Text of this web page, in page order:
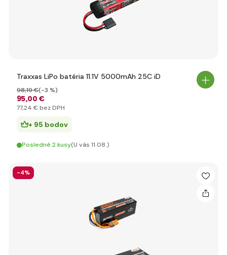
Traxxas LiPo batéria 11.1V 5000mAh 25C iD
95,00 €
98,19 €(-3 %)
77,24 € bez DPH
+ 95 bodov
Posledné 2 kusy(U vás 11.08.)
-4%